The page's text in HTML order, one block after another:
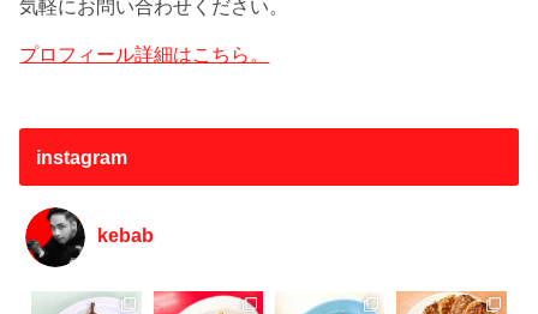
気軽にお問い合わせください。
プロフィール詳細はこちら。
instagram
kebab